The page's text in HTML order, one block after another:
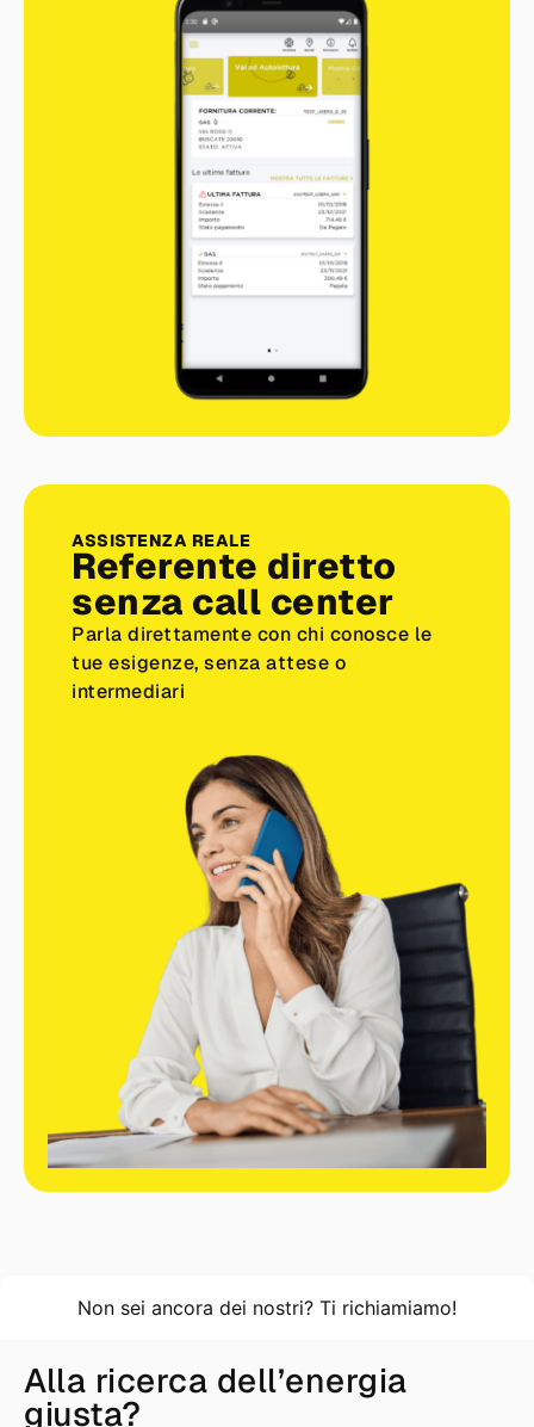
ASSISTENZA REALE
Referente diretto
senza call center
Parla direttamente con chi conosce le
tue esigenze, senza attese o
intermediari
Non sei ancora dei nostri? Ti richiamiamo!
Alla ricerca dell’energia
giusta?